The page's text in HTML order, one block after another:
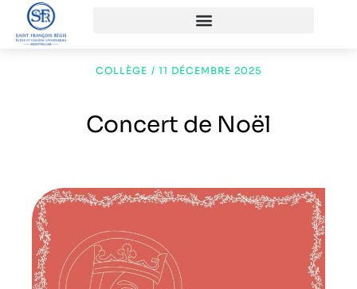
COLLÈGE / 11 DÉCEMBRE 2025
Concert de Noël